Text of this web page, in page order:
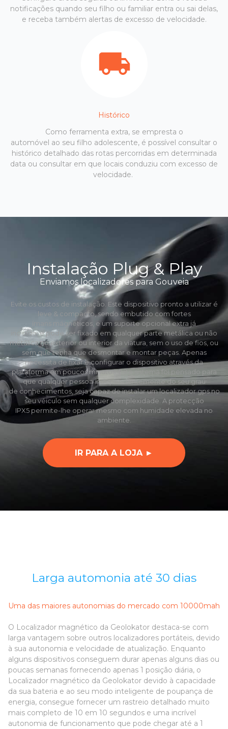
notificações quando seu filho ou familiar entra ou sai delas,
e receba também alertas de excesso de velocidade.
Histórico
Como ferramenta extra, se empresta o
automóvel ao seu filho adolescente, é possível consultar o
histórico detalhado das rotas percorridas em determinada
data ou consultar em que locais conduziu com excesso de
velocidade.
Instalação Plug & Play
Enviamos localizadores para Gouveia
Evite os custos de instalação. Este dispositivo pronto a utilizar é
leve & compacto, sendo embutido com fortes
ímans mágneticos, e um suporte opcional extra já
incluído, e pode ser fixado em qualquer parte metálica ou não
metálica no exterior ou interior da viatura, sem o uso de fios, ou
sem que tenha que desmontar e montar peças. Apenas
necessita de fixar e configurar o dispositivo através da
plataforma em poucos minutos. Este sistema foi pensado para
que qualquer pessoa independentemente do seu grau
de conhecimentos, seja capaz de instalar um localizador gps no
seu véiculo sem qualquer complexidade. A protecção
IPX5 permite-lhe operar mesmo com humidade elevada no
ambiente.
IR PARA A LOJA ►
Larga automonia até 30 dias
Uma das maiores autonomias do mercado com 10000mah
O Localizador magnético da Geolokator destaca-se com
larga vantagem sobre outros localizadores portáteis, devido
à sua autonomia e velocidade de atualização. Enquanto
alguns dispositivos conseguem durar apenas alguns dias ou
poucas semanas fornecendo apenas 1 posição diária, o
Localizador magnético da Geolokator devido à capacidade
da sua bateria e ao seu modo inteligente de poupança de
energia, consegue fornecer um rastreio detalhado muito
mais completo de 10 em 10 segundos e uma incrível
autonomia de funcionamento que pode chegar até a 1